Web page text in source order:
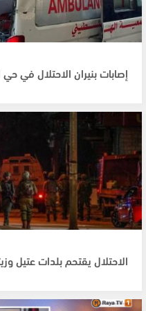
إصابات بنيران الاحتلال في
الاحتلال يقتحم بلدات عتيل